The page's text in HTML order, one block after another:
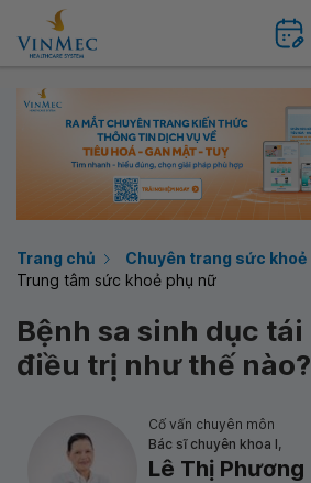
Trang chủ
Chuyên trang sức khoẻ
Trung tâm sức khoẻ phụ nữ
Bệnh sa sinh dục
điều trị như thế nào?
Cố vấn chuyên môn
Bác sĩ chuyên khoa I,
Lê Thị Phương